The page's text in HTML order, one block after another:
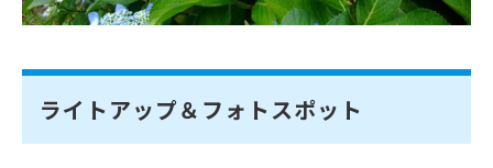
ライトアップ＆フォトスポット